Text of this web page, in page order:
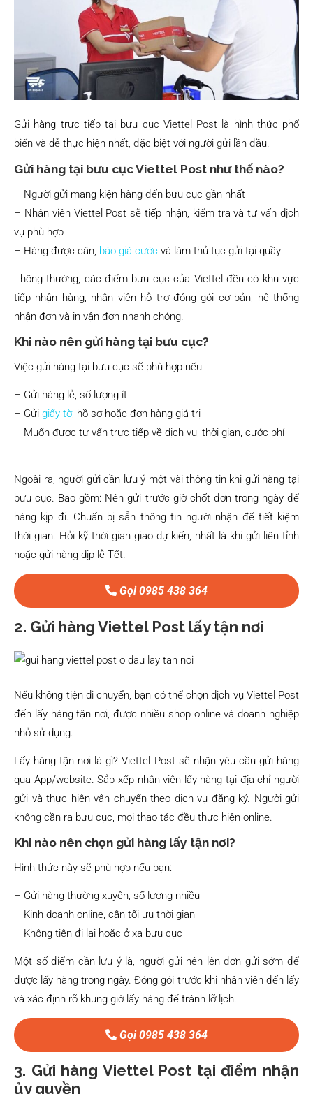
Gửi hàng trực tiếp tại bưu cục Viettel Post là hình thức phổ
biến và dễ thực hiện nhất, đặc biệt với người gửi lần đầu.
Gửi hàng tại bưu cục Viettel Post như thế nào?
– Người gửi mang kiện hàng đến bưu cục gần nhất
– Nhân viên Viettel Post sẽ tiếp nhận, kiểm tra và tư vấn dịch
vụ phù hợp
– Hàng được cân, báo giá cước và làm thủ tục gửi tại quầy
Thông thường, các điểm bưu cục của Viettel đều có khu vực
tiếp nhận hàng, nhân viên hỗ trợ đóng gói cơ bản, hệ thống
nhận đơn và in vận đơn nhanh chóng.
Khi nào nên gửi hàng tại bưu cục?
Việc gửi hàng tại bưu cục sẽ phù hợp nếu:
– Gửi hàng lẻ, số lượng ít
– Gửi giấy tờ, hồ sơ hoặc đơn hàng giá trị
– Muốn được tư vấn trực tiếp về dịch vụ, thời gian, cước phí
Ngoài ra, người gửi cần lưu ý một vài thông tin khi gửi hàng tại
bưu cục. Bao gồm: Nên gửi trước giờ chốt đơn trong ngày để
hàng kịp đi. Chuẩn bị sẵn thông tin người nhận để tiết kiệm
thời gian. Hỏi kỹ thời gian giao dự kiến, nhất là khi gửi liên tỉnh
hoặc gửi hàng dịp lễ Tết.
Gọi 0985 438 364
2. Gửi hàng Viettel Post lấy tận nơi
Nếu không tiện di chuyển, bạn có thể chọn dịch vụ Viettel Post
đến lấy hàng tận nơi, được nhiều shop online và doanh nghiệp
nhỏ sử dụng.
Lấy hàng tận nơi là gì? Viettel Post sẽ nhận yêu cầu gửi hàng
qua App/website. Sắp xếp nhân viên lấy hàng tại địa chỉ người
gửi và thực hiện vận chuyển theo dịch vụ đăng ký. Người gửi
không cần ra bưu cục, mọi thao tác đều thực hiện online.
Khi nào nên chọn gửi hàng lấy tận nơi?
Hình thức này sẽ phù hợp nếu bạn:
– Gửi hàng thường xuyên, số lượng nhiều
– Kinh doanh online, cần tối ưu thời gian
– Không tiện đi lại hoặc ở xa bưu cục
Một số điểm cần lưu ý là, người gửi nên lên đơn gửi sớm để
được lấy hàng trong ngày. Đóng gói trước khi nhân viên đến lấy
và xác định rõ khung giờ lấy hàng để tránh lỡ lịch.
Gọi 0985 438 364
3. Gửi hàng Viettel Post tại điểm nhận
ủy quyền